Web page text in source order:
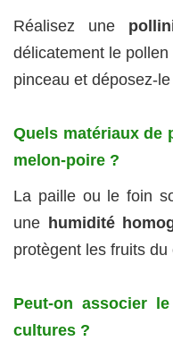
Réalisez une
délicatement le
pinceau et déposez-
Quels matériaux de
melon-poire ?
La paille ou le foin
une humidité
protègent les fruits
Peut-on associer
cultures ?